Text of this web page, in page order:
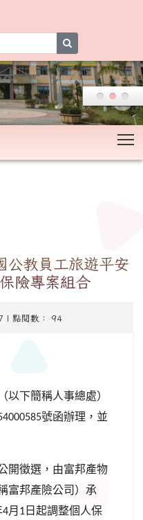
公教員工旅遊平安
險專案組合
| 點閱數： 94
以下簡稱人事總處）
號函辦理，並
開徵選，由富邦產物
富邦產險公司）承
4月 1 日起調整個人保